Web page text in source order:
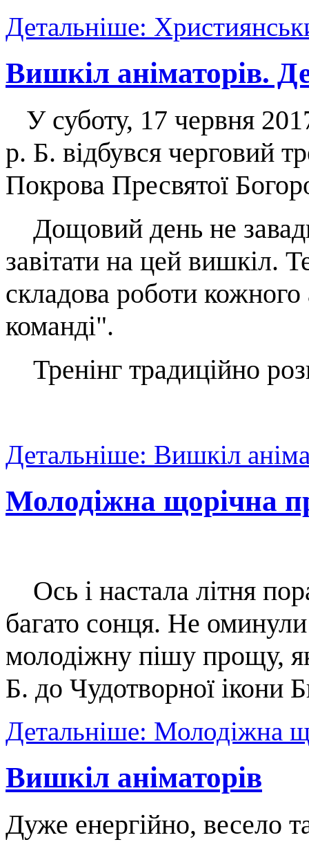
Детальніше:
Вишкіл аніматорів.
У суботу, 17 червня
р. Б. відбувся черговий
Покрова Пресвятої
Дощовий день не
завітати на цей вишкіл.
складова роботи
команді".
Тренінг традиційно
Детальніше: Вишкіл
Молодіжна щорічна
Ось і настала літня
багато сонця. Не
молодіжну пішу прощу,
Б. до Чудотворної ікони
Детальніше: Молодіжна
Вишкіл аніматорів
Дуже енергійно, весело